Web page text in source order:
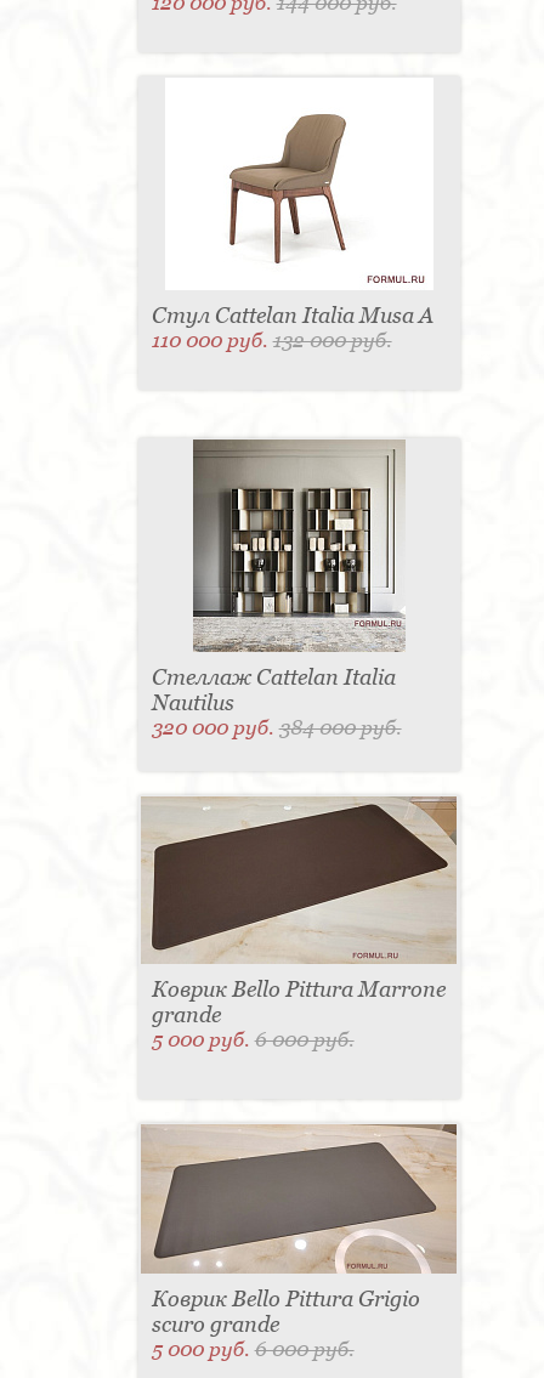
Стул Cattelan Italia Musa A
110 000 руб.132 000 руб.
Стеллаж Cattelan Italia
Nautilus
320 000 руб.384 000 руб.
Коврик Bello Pittura Marrone
grande
5 000 руб.6 000 руб.
Коврик Bello Pittura Grigio
scuro grande
5 000 руб.6 000 руб.